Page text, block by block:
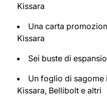
Kissara
Una carta
Kissara
Sei buste di
Un foglio di sagome
Kissara, Bellibolt e altri